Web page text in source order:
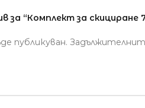
за “Комплект за скициране
публикуван.